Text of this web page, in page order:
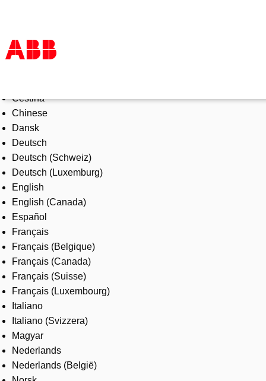
Products & Solutions
Industries
Services
About us
Where to buy
Contact us
Careers
Čeština
Chinese
Dansk
Deutsch
Deutsch (Schweiz)
Deutsch (Luxemburg)
English
English (Canada)
Español
Français
Français (Belgique)
Français (Canada)
Français (Suisse)
Français (Luxembourg)
Italiano
Italiano (Svizzera)
Magyar
Nederlands
Nederlands (België)